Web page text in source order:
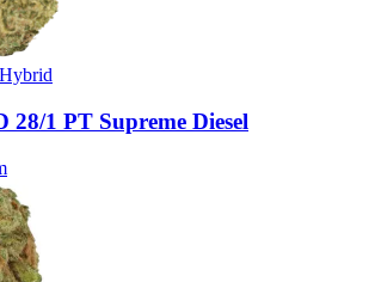
Hybrid
28/1 PT Supreme Diesel